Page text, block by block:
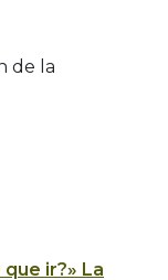
de la
ir?» La